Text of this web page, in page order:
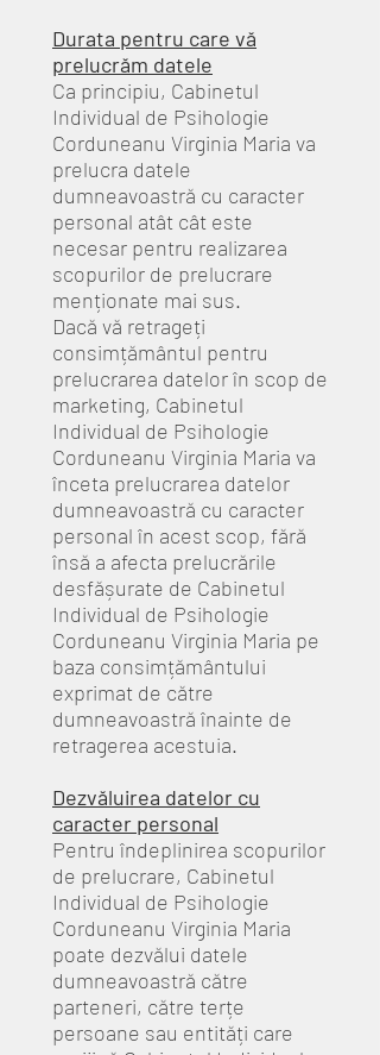
Durata pentru care vă
prelucrăm datele
Ca principiu, Cabinetul
Individual de Psihologie
Corduneanu Virginia Maria va
prelucra datele
dumneavoastră cu caracter
personal atât cât este
necesar pentru realizarea
scopurilor de prelucrare
menționate mai sus.
Dacă vă retrageți
consimțământul pentru
prelucrarea datelor în scop de
marketing, Cabinetul
Individual de Psihologie
Corduneanu Virginia Maria va
înceta prelucrarea datelor
dumneavoastră cu caracter
personal în acest scop, fără
însă a afecta prelucrările
desfășurate de Cabinetul
Individual de Psihologie
Corduneanu Virginia Maria pe
baza consimțământului
exprimat de către
dumneavoastră înainte de
retragerea acestuia.
Dezvăluirea datelor cu
caracter personal
Pentru îndeplinirea scopurilor
de prelucrare, Cabinetul
Individual de Psihologie
Corduneanu Virginia Maria
poate dezvălui datele
dumneavoastră către
parteneri, către terțe
persoane sau entități care